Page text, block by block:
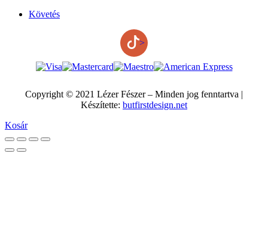
Követés
>
Copyright © 2021 Lézer Fészer – Minden jog fenntartva |
Készítette: butfirstdesign.net
Kosár